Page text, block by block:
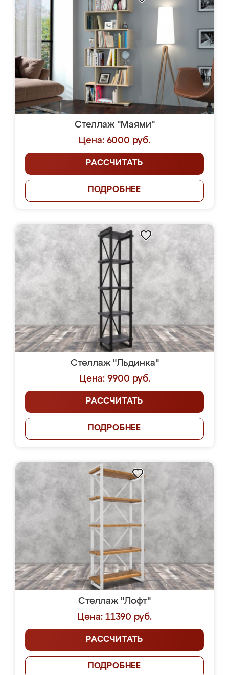
Стеллаж "Маями"
Цена: 6000 руб.
РАССЧИТАТЬ
ПОДРОБНЕЕ
Стеллаж "Льдинка"
Цена: 9900 руб.
РАССЧИТАТЬ
ПОДРОБНЕЕ
Стеллаж "Лофт"
Цена: 11390 руб.
РАССЧИТАТЬ
ПОДРОБНЕЕ